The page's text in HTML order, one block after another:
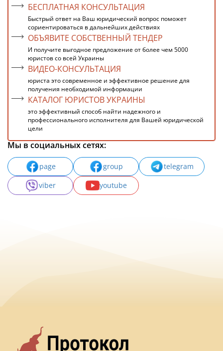
БЕСПЛАТНАЯ КОНСУЛЬТАЦИЯ
Быстрый ответ на Ваш юридический вопрос поможет
сориентироваться в дальнейших действиях
ОБЪЯВИТЕ СОБСТВЕННЫЙ ТЕНДЕР
И получите выгодное предложение от более чем 5000
юристов со всей Украины
ВИДЕО-КОНСУЛЬТАЦИЯ
юриста это современное и эффективное решение для
получения необходимой информации
КАТАЛОГ ЮРИСТОВ УКРАИНЫ
это эффективный способ найти надежного и
профессионального исполнителя для Вашей юридической
цели
Мы в социальных сетях:
page group
telegram
viber
youtube